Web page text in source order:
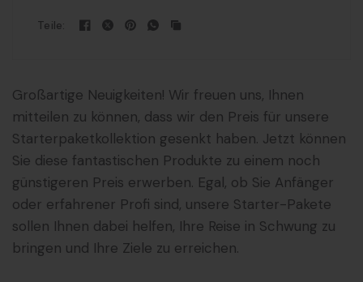
Teile:
Großartige Neuigkeiten! Wir freuen uns, Ihnen
mitteilen zu können, dass wir den Preis für unsere
Starterpaketkollektion gesenkt haben. Jetzt können
Sie diese fantastischen Produkte zu einem noch
günstigeren Preis erwerben. Egal, ob Sie Anfänger
oder erfahrener Profi sind, unsere Starter-Pakete
sollen Ihnen dabei helfen, Ihre Reise in Schwung zu
bringen und Ihre Ziele zu erreichen.